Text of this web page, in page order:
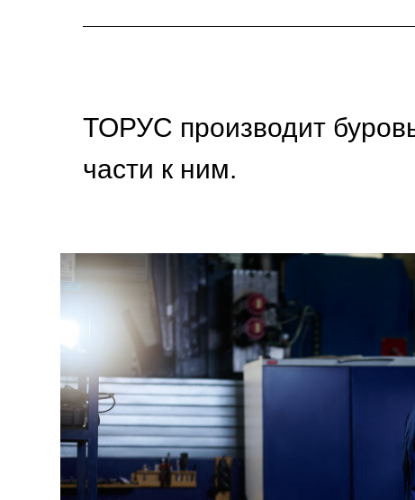
ТОРУС производит
части к ним.